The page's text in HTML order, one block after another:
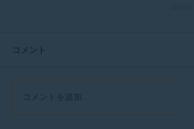
コメント
コメントを追加…